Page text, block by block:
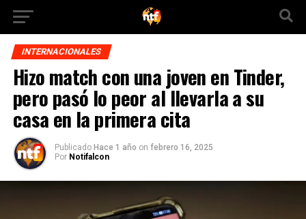
INTERNACIONALES
Hizo match con una joven en Tinder,
pero pasó lo peor al llevarla a su
casa en la primera cita
Publicado Hace 1 año on febrero 16, 2025
Por Notifalcon